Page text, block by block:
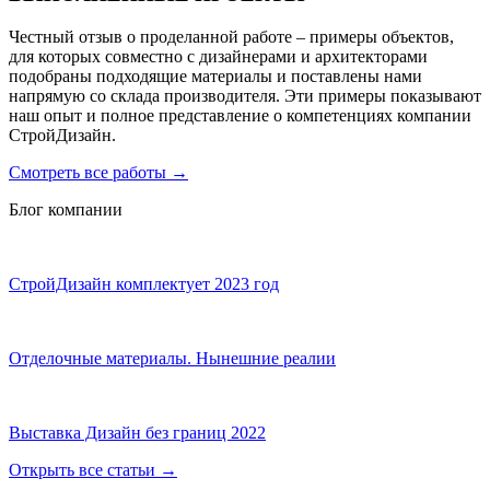
Честный отзыв о проделанной работе – примеры объектов,
для которых совместно с дизайнерами и архитекторами
подобраны подходящие материалы и поставлены нами
напрямую со склада производителя. Эти примеры показывают
наш опыт и полное представление о компетенциях компании
СтройДизайн.
Смотреть все работы →
Блог компании
СтройДизайн комплектует 2023 год
Отделочные материалы. Нынешние реалии
Выставка Дизайн без границ 2022
Открыть все статьи →